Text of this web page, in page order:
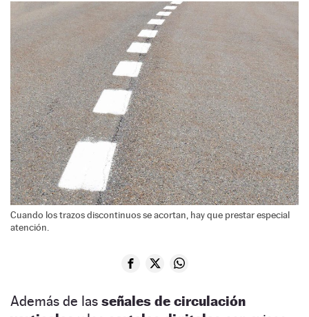
Cuando los trazos discontinuos se acortan, hay que prestar especial
atención.
Además de las señales de circulación